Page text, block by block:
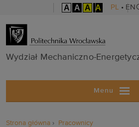
A A A A PL • EN
Wydział Mechaniczno-
Menu
Strona główna
Pracownicy